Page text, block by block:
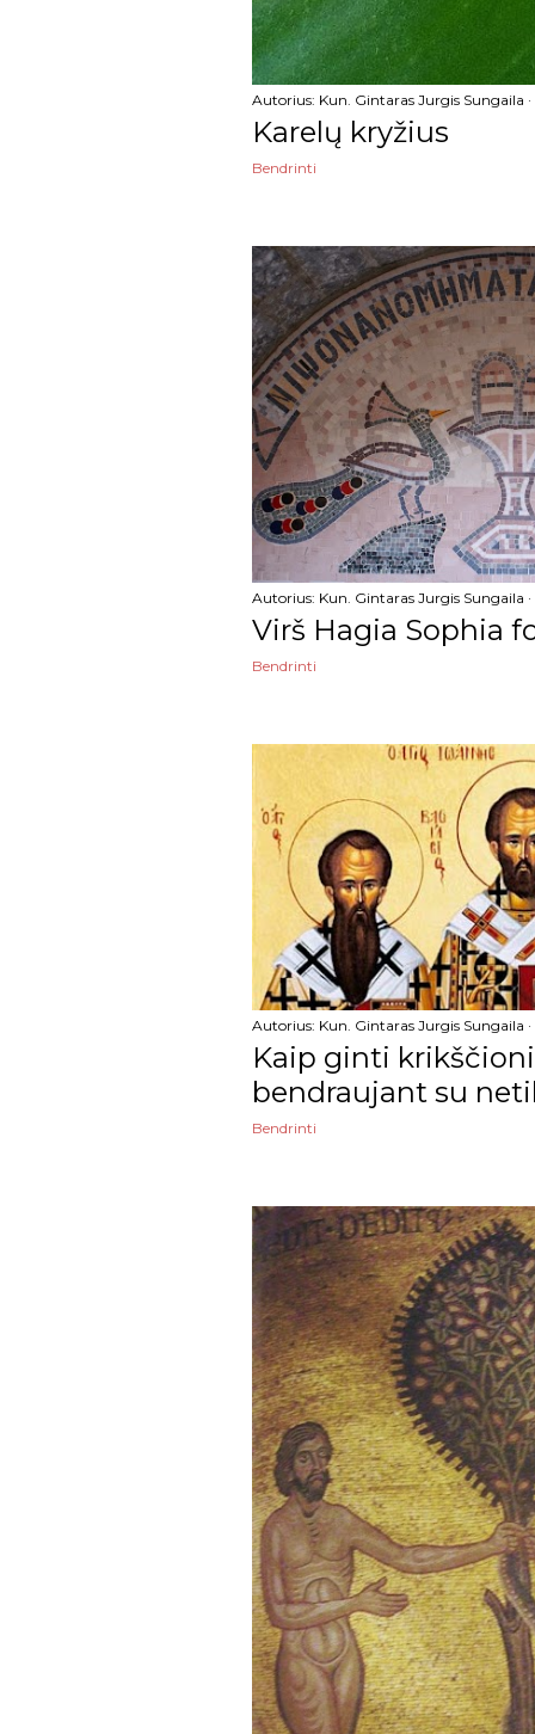
liepos
birželio
gegužės
vasario
sausio
2022
gruodžio
lapkričio
spalio
rugsėjo
rugpjūčio
liepos
gegužės
balandžio
kovo
vasario
sausio
2021
gruodžio
lapkričio
rugpjūčio
liepos
birželio
gegužės
balandžio
kovo
vasario
sausio
2020
gruodžio
lapkričio
Autorius: Kun. Gintaras Jurgis Sungaila
Karelų kryžius
Bendrinti
Autorius: Kun. Gintaras Jurgis Sungaila
Virš Hagia Sophia
Bendrinti
Autorius: Kun. Gintaras Jurgis Sungaila
Kaip ginti
bendraujant su
Bendrinti